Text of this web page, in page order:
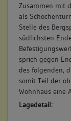
10. Bauphase:
(1800 - 1825)
Im Zuge der
der zu Beginn
Auslagerung
Gefängnisses
letzte der
Betroffene
keine
Zusammen mit
als
Stelle des
südlichsten
sprich gegen
des folgenden,
somit Teil der
Wohnhaus eine
Lagedetail: